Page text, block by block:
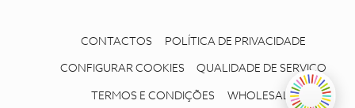
CONTACTOS POLÍTICA DE PRIVACIDADE
CONFIGURAR COOKIES QUALIDADE DE SERVIÇO
TERMOS E CONDIÇÕES WHOLESALE